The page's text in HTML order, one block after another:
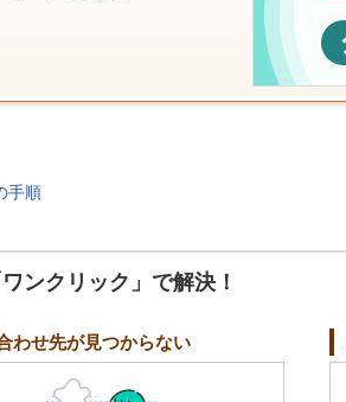
手順
ンクリック」で解決！
わせ先が見つからない